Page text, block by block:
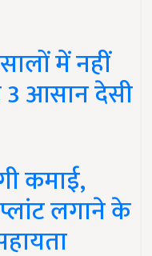
में नहीं
3 आसान देसी
कमाई,
लगाने के